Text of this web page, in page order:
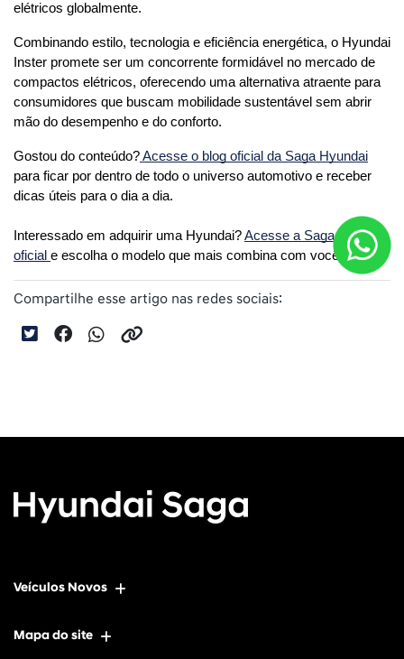
elétricos globalmente.
Combinando estilo, tecnologia e eficiência energética, o Hyundai
Inster promete ser um concorrente formidável no mercado de
compactos elétricos, oferecendo uma alternativa atraente para
consumidores que buscam mobilidade sustentável sem abrir
mão do desempenho e do conforto.
Gostou do conteúdo? Acesse o blog oficial da Saga Hyundai
para ficar por dentro de todo o universo automotivo e receber
dicas úteis para o dia a dia.
Interessado em adquirir uma Hyundai? Acesse a Saga Hyundai
oficial e escolha o modelo que mais combina com você.
Compartilhe esse artigo nas redes sociais:
Veículos Novos
Mapa do site